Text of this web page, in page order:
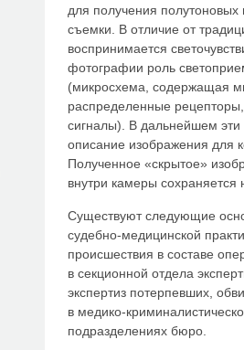
для получения
съемки. В отличие от
воспринимается
фотографии роль
(микросхема, содержащая
распределенные
сигналы). В дальнейшем
описание изображения для
Полученное «скрытое»
внутри камеры сохраняется
Существуют следующие
судебно-медицинской
происшествия в составе
в секционной отдела
экспертиз потерпевших,
в медико-
подразделениях бюро.